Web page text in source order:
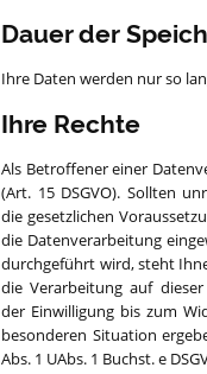
Dauer der
Ihre Daten werden nur so
Ihre Rechte
Als Betroffener einer
(Art. 15 DSGVO). Sollten
die gesetzlichen
die Datenverarbeitung
durchgeführt wird, steht
die Verarbeitung auf
der Einwilligung bis zum
besonderen Situation
Abs. 1 UAbs. 1 Buchst. e